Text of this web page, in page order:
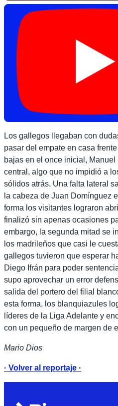
Los gallegos llegaban con
pasar del empate en casa
bajas en el once inicial,
central, algo que no impidió a
sólidos atrás. Una falta lateral
la cabeza de Juan Domínguez
forma los visitantes lograron
finalizó sin apenas ocasiones
embargo, la segunda mitad se
los madrileños que casi le
gallegos tuvieron que esperar
Diego Ifrán para poder
supo aprovechar un error
salida del portero del filial
esta forma, los blanquiazules
líderes de la Liga Adelante y
con un pequeño de margen de
Mario Dios
· Volver al reportaje ·